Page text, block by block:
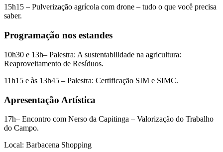
15h15 – Pulverização agrícola com drone – tudo o que você precisa
saber.
Programação nos estandes
10h30 e 13h– Palestra: A sustentabilidade na agricultura:
Reaproveitamento de Resíduos.
11h15 e às 13h45 – Palestra: Certificação SIM e SIMC.
Apresentação Artística
17h– Encontro com Nerso da Capitinga – Valorização do Trabalho
do Campo.
Local: Barbacena Shopping